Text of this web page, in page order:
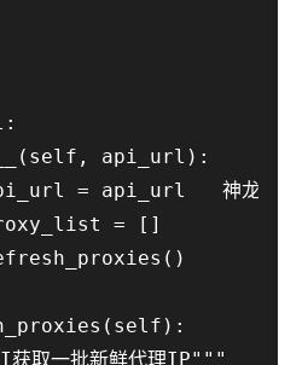
api_url):
= api_url   神龙IP代
= []
取一批新鲜代理IP"""